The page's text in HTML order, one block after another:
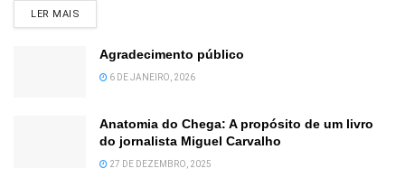
LER MAIS
Agradecimento público
6 DE JANEIRO, 2026
Anatomia do Chega: A propósito de um livro
do jornalista Miguel Carvalho
27 DE DEZEMBRO, 2025